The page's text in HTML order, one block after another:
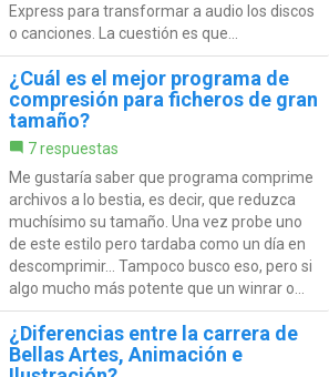
Express para transformar a audio los discos
o canciones. La cuestión es que...
¿Cuál es el mejor programa de
compresión para ficheros de gran
tamaño?
7 respuestas
Me gustaría saber que programa comprime
archivos a lo bestia, es decir, que reduzca
muchísimo su tamaño. Una vez probe uno
de este estilo pero tardaba como un día en
descomprimir... Tampoco busco eso, pero si
algo mucho más potente que un winrar o...
¿Diferencias entre la carrera de
Bellas Artes, Animación e